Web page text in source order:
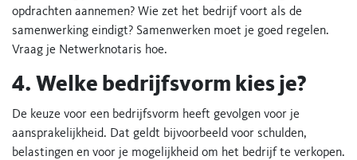
opdrachten aannemen? Wie zet het bedrijf voort als de
samenwerking eindigt? Samenwerken moet je goed regelen.
Vraag je Netwerknotaris hoe.
4. Welke bedrijfsvorm kies je?
De keuze voor een bedrijfsvorm heeft gevolgen voor je
aansprakelijkheid. Dat geldt bijvoorbeeld voor schulden,
belastingen en voor je mogelijkheid om het bedrijf te verkopen.